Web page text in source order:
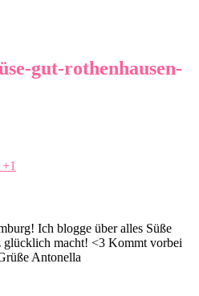
gut-rothenhausen-
+1
Ich blogge über alles Süße
glücklich macht! <3 Kommt vorbei
Antonella